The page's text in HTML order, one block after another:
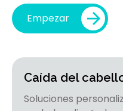
Empezar
Caída del
Soluciones